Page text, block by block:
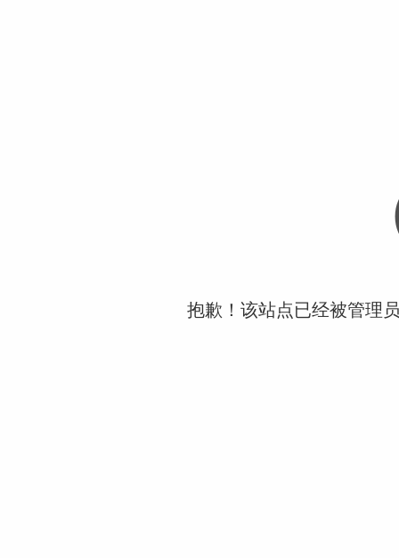
抱歉！该站点已经被管理